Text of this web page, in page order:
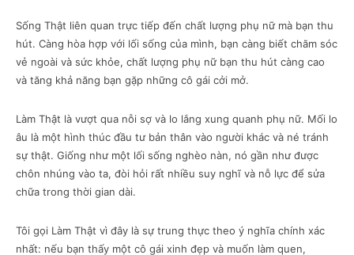
Sống Thật liên quan trực tiếp đến chất lượng phụ nữ mà bạn thu
hút. Càng hòa hợp với lối sống của mình, bạn càng biết chăm sóc
vẻ ngoài và sức khỏe, chất lượng phụ nữ bạn thu hút càng cao
và tăng khả năng bạn gặp những cô gái cởi mở.
Làm Thật là vượt qua nỗi sợ và lo lắng xung quanh phụ nữ. Mối lo
âu là một hình thúc đầu tư bản thân vào người khác và né tránh
sự thật. Giống như một lối sống nghèo nàn, nó gần như được
chôn nhúng vào ta, đòi hỏi rất nhiều suy nghĩ và nỗ lực để sửa
chữa trong thời gian dài.
Tôi gọi Làm Thật vì đây là sự trung thực theo ý nghĩa chính xác
nhất: nếu bạn thấy một cô gái xinh đẹp và muốn làm quen,